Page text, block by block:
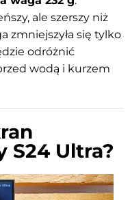
ale szerszy niż
zmniejszyła się tylko
odróżnić
wodą i kurzem
S24 Ultra?